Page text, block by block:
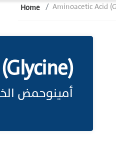
Home Aminoacetic Acid
أمينوحمض